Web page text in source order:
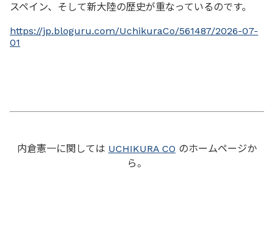
スペイン、そして新大陸の歴史が重なっているのです。
https://jp.bloguru.com/UchikuraCo/561487/2026-07-
01
内倉憲一に関しては UCHIKURA CO のホームページか
ら。